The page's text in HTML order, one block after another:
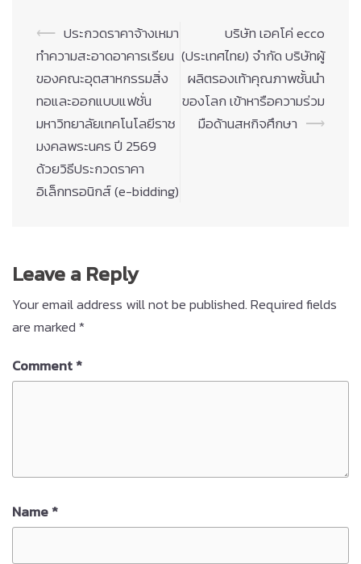
Post
navigation
⟵ ประกวดราคาจ้างเหมา
ทำความสะอาดอาคารเรียน
ของคณะอุตสาหกรรมสิ่ง
ทอและออกแบบแฟชั่น
มหาวิทยาลัยเทคโนโลยีราช
มงคลพระนคร ปี 2569
ด้วยวิธีประกวดราคา
อิเล็กทรอนิกส์ (e-bidding)
บริษัท เอคโค่ ecco
(ประเทศไทย) จำกัด บริษัทผู้
ผลิตรองเท้าคุณภาพชั้นนำ
ของโลก เข้าหารือความร่วม
มือด้านสหกิจศึกษา ⟶
Leave a Reply
Your email address will not be published.Required fields
are marked*
Comment*
Name*